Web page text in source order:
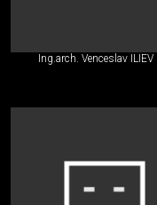
Ing.arch. Venceslav ILIEV